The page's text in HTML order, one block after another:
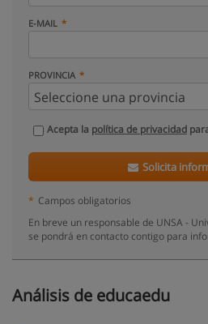
E-MAIL
PROVINCIA
Acepta la política de privacidad
Solicita
* Campos obligatorios
En breve un responsable de UNSA -
se pondrá en contacto contigo para
Análisis de educaedu